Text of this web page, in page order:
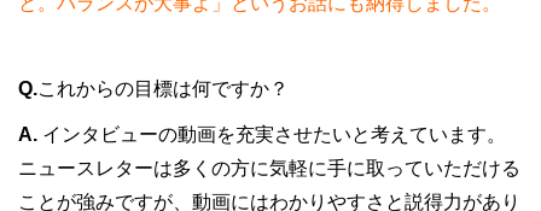
Q.これからの目標は何ですか？
A. インタビューの動画を充実させたいと考えています。
ニュースレターは多くの方に気軽に手に取っていただける
ことが強みですが、動画にはわかりやすさと説得力があり